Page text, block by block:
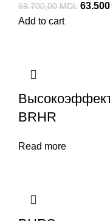
69.700,00MDL
Add to cart
BRHR
Read more